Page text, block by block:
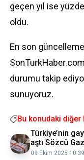
geçen yıl ise
oldu.
En son
durumu takip
sunuyoruz.
Bu konudaki diğer
Türkiye’nin
aştı Sözcü
09 Ekim 2025 10:39